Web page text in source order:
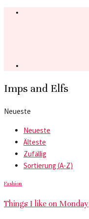
Imps and Elfs
Neueste
Neueste
Älteste
Zufällig
Sortierung (A-Z)
Fashion
Things I like on Monday